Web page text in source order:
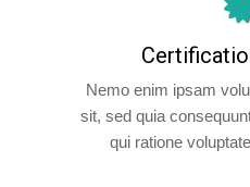
Nemo enim ipsam
sit, sed quia
qui ratione